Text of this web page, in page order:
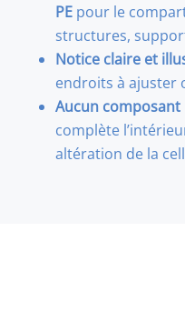
PEpour le
structures,
Notice claire et
endroits à ajuster
Aucun
complète
altération de la